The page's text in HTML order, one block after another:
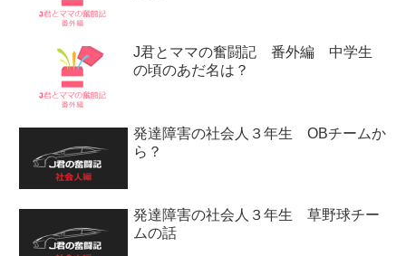
J君とママの奮闘記 番外編 中学生
の頃のあだ名は？
発達障害の社会人３年生 OBチームか
ら？
発達障害の社会人３年生 草野球チー
ムの話